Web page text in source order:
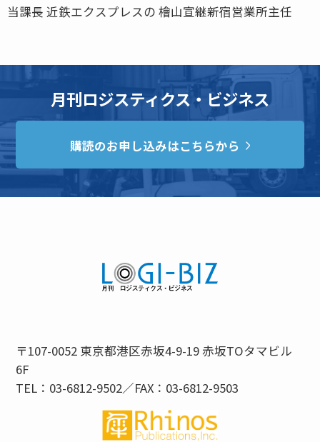
当課長 近鉄エクスプレスの 檜山宣継新宿営業所主任
月刊ロジスティクス・ビジネス
購読のお申し込みはこちらから
〒107-0052 東京都港区赤坂4-9-19 赤坂TOタマビル
6F
TEL：03-6812-9502／FAX：03-6812-9503